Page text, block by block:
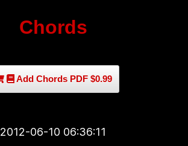
Chords
Add Chords PDF $0.99
2012-06-10 06:36:11